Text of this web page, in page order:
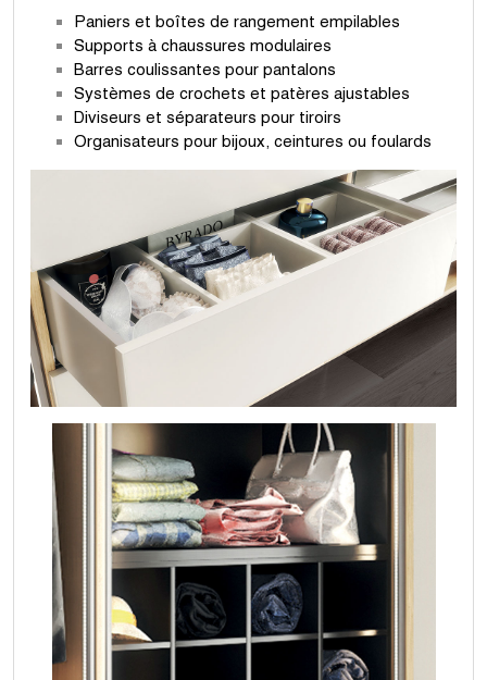
Paniers et boîtes de rangement empilables
Supports à chaussures modulaires
Barres coulissantes pour pantalons
Systèmes de crochets et patères ajustables
Diviseurs et séparateurs pour tiroirs
Organisateurs pour bijoux, ceintures ou foulards